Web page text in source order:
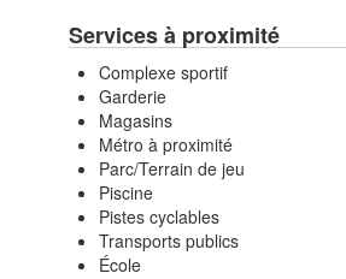
Services à proximité
Complexe sportif
Garderie
Magasins
Métro à proximité
Parc/Terrain de jeu
Piscine
Pistes cyclables
Transports publics
École